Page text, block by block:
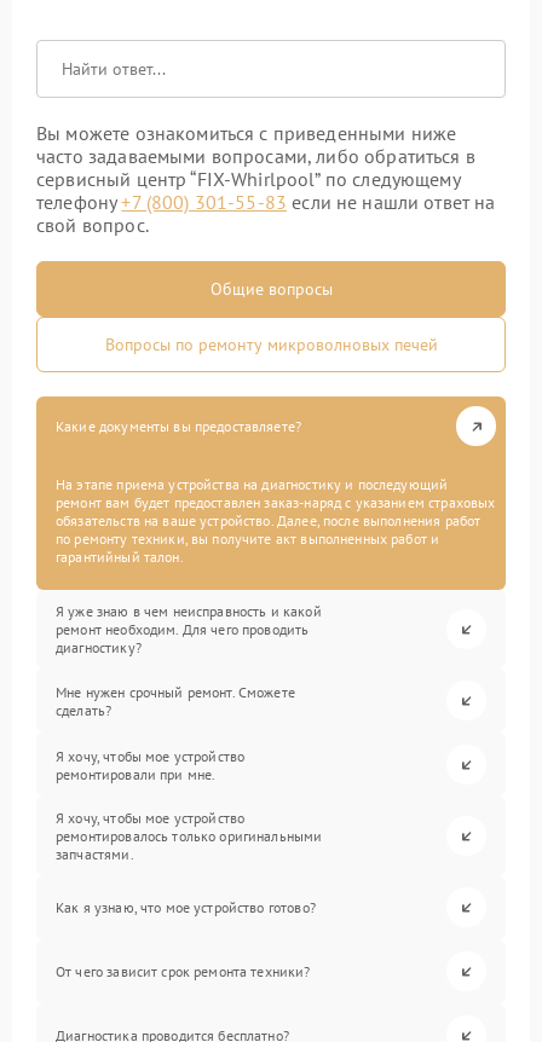
Вы можете ознакомиться с приведенными ниже
часто задаваемыми вопросами, либо обратиться в
сервисный центр “FIX-Whirlpool” по следующему
телефону+7 (800) 301-55-83 если не нашли ответ на
свой вопрос.
Общие вопросы
Вопросы по ремонту микроволновых печей
Какие документы вы предоставляете?
На этапе приема устройства на диагностику и последующий
ремонт вам будет предоставлен заказ-наряд с указанием страховых
обязательств на ваше устройство. Далее, после выполнения работ
по ремонту техники, вы получите акт выполненных работ и
гарантийный талон.
Я уже знаю в чем неисправность и какой
ремонт необходим. Для чего проводить
диагностику?
Мне нужен срочный ремонт. Сможете
сделать?
Я хочу, чтобы мое устройство
ремонтировали при мне.
Я хочу, чтобы мое устройство
ремонтировалось только оригинальными
запчастями.
Как я узнаю, что мое устройство готово?
От чего зависит срок ремонта техники?
Диагностика проводится бесплатно?